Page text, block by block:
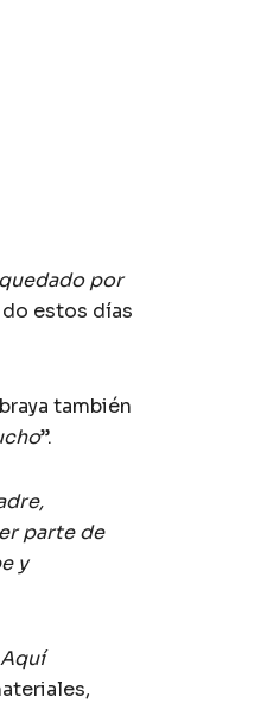
por
estos días
también
”.
parte de
y
Aquí